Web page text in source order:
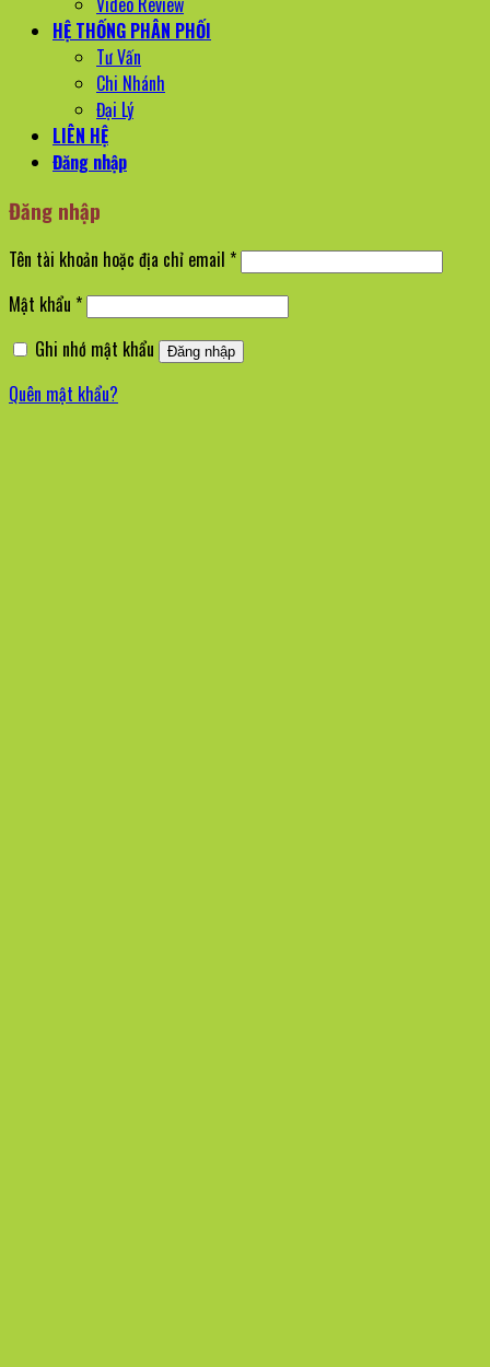
HỆ THỐNG PHÂN PHỐI
Tư Vấn
Chi Nhánh
Đại Lý
LIÊN HỆ
Đăng nhập
Đăng nhập
Tên tài khoản hoặc địa chỉ email *Bắt
Mật khẩu *Bắt
Ghi nhớ mật khẩu Đăng nhập
Quên mật khẩu?